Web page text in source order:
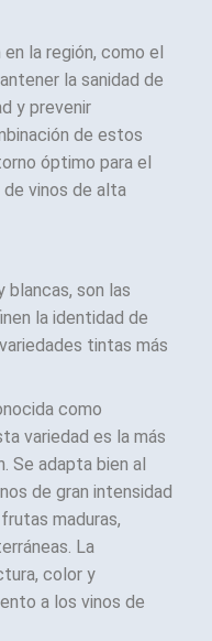
la región, como el
la sanidad de
y prevenir
de estos
óptimo para el
vinos de alta
blancas, son las
la identidad de
tintas más
como
variedad es la más
Se adapta bien al
de gran intensidad
maduras,
La
color y
a los vinos de